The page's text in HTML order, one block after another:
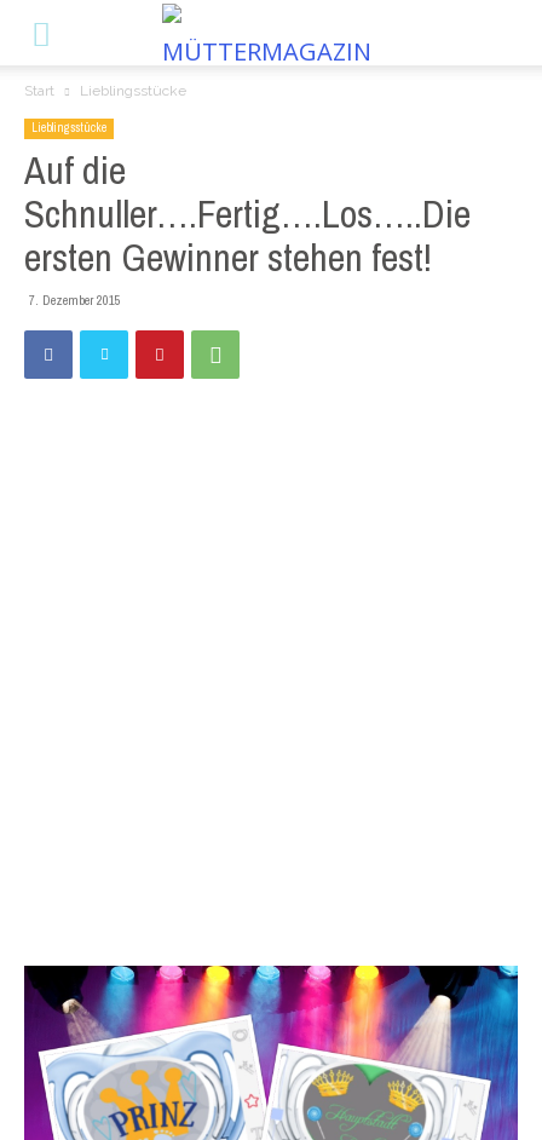
Start Lieblingsstücke
Lieblingsstücke
Auf die
Schnuller….Fertig….Los…..Die
ersten Gewinner stehen fest!
7. Dezember 2015